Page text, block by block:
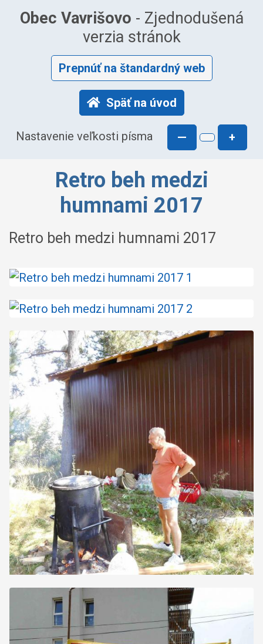
Obec Vavrišovo - Zjednodušená
verzia stránok
Prepnúť na štandardný web
Späť na úvod
Nastavenie veľkosti písma — +
Retro beh medzi
humnami 2017
Retro beh medzi humnami 2017